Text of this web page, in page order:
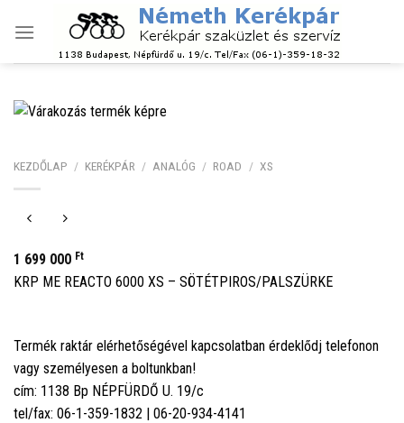
KEZDŐLAP / KERÉKPÁR / ANALÓG / ROAD / XS
1 699 000 Ft
KRP ME REACTO 6000 XS – SÖTÉTPIROS/PALSZÜRKE
Termék raktár elérhetőségével kapcsolatban érdeklődj telefonon
vagy személyesen a boltunkban!
cím: 1138 Bp NÉPFÜRDŐ U. 19/c
tel/fax: 06-1-359-1832 | 06-20-934-4141